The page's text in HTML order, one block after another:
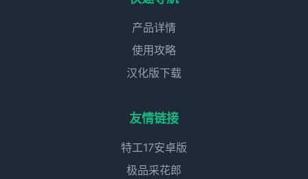
产品详情
使用攻略
汉化版下载
友情链接
特工17安卓版
极品采花郎